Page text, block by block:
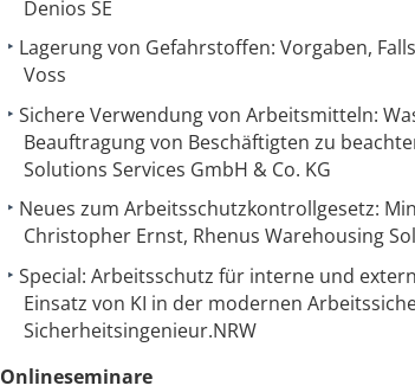
Denios SE
Lagerung von Gefahrstoffen: Vorgaben,
Voss
Sichere Verwendung von Arbeitsmitteln:
Beauftragung von Beschäftigten zu
Solutions Services GmbH & Co. KG
Neues zum Arbeitsschutzkontrollgesetz:
Christopher Ernst, Rhenus Warehousing
Special: Arbeitsschutz für interne und
Einsatz von KI in der modernen
Sicherheitsingenieur.NRW
Onlineseminare